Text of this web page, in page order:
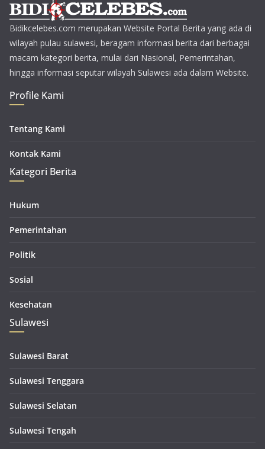
Bidikcelebes.com merupakan Website Portal Berita yang ada di
wilayah pulau sulawesi, beragam informasi berita dari berbagai
macam kategori berita, mulai dari Nasional, Pemerintahan,
hingga informasi seputar wilayah Sulawesi ada dalam Website.
Profile Kami
Tentang Kami
Kontak Kami
Kategori Berita
Hukum
Pemerintahan
Politik
Sosial
Kesehatan
Sulawesi
Sulawesi Barat
Sulawesi Tenggara
Sulawesi Selatan
Sulawesi Tengah